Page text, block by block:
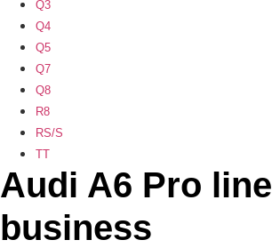
Q3
Q4
Q5
Q7
Q8
R8
RS/S
TT
Audi A6 Pro line
business